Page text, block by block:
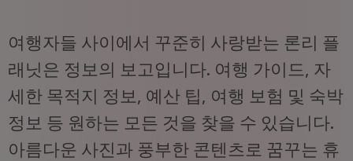
여행자들 사이에서 꾸준히 사랑받는 론리 플
래닛은 정보의 보고입니다. 여행 가이드, 자
세한 목적지 정보, 예산 팁, 여행 보험 및 숙박
정보 등 원하는 모든 것을 찾을 수 있습니다.
아름다운 사진과 풍부한 콘텐츠로 꿈꾸는 휴